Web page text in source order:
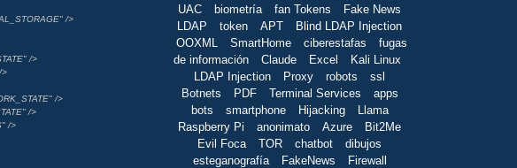
/>
/>
>
/>
/>
/>
UAC
biometría fan Tokens
Fake News
LDAP
token APT
Blind LDAP Injection
OOXML
SmartHome ciberestafas
fugas
de información
Claude Excel
Kali Linux
LDAP Injection
Proxy robots
ssl
Botnets
PDF Terminal Services
apps
bots
smartphone Hijacking
Llama
Raspberry Pi
anonimato Azure
Bit2Me
Evil Foca
TOR chatbot
dibujos
esteganografía
FakeNews
Firewall